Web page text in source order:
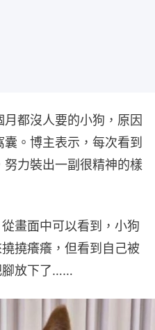
都沒人要的小狗，原因
。博主表示，每次看到
力裝出一副很精神的樣
畫面中可以看到，小狗
撓癢癢，但看到自己被
腳放下了……